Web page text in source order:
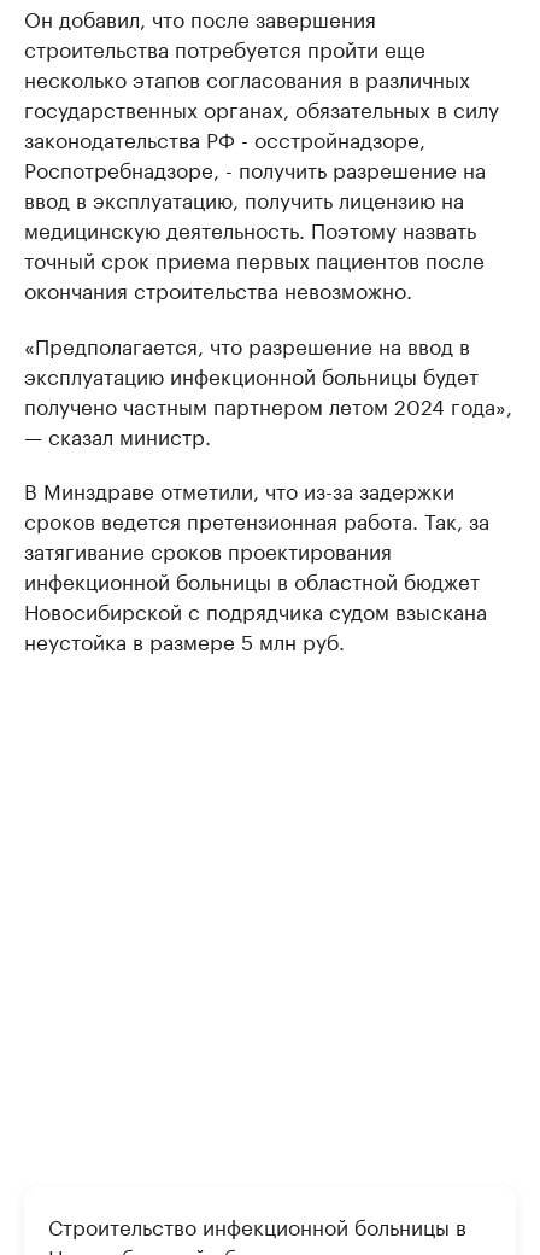
Он добавил, что после завершения
строительства потребуется пройти еще
несколько этапов согласования в различных
государственных органах, обязательных в силу
законодательства РФ - осстройнадзоре,
Роспотребнадзоре, - получить разрешение на
ввод в эксплуатацию, получить лицензию на
медицинскую деятельность. Поэтому назвать
точный срок приема первых пациентов после
окончания строительства невозможно.
«Предполагается, что разрешение на ввод в
эксплуатацию инфекционной больницы будет
получено частным партнером летом 2024 года»,
— сказал министр.
В Минздраве отметили, что из-за задержки
сроков ведется претензионная работа. Так, за
затягивание сроков проектирования
инфекционной больницы в областной бюджет
Новосибирской с подрядчика судом взыскана
неустойка в размере 5 млн руб.
Строительство инфекционной больницы в